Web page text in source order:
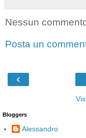
Nessun
Posta un
‹
Bloggers
Alessandro